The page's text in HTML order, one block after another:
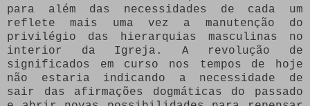
para além das necessidades de cada um
reflete mais uma vez a manutenção do
privilégio das hierarquias masculinas no
interior da Igreja. A revolução de
significados em curso nos tempos de hoje
não estaria indicando a necessidade de
sair das afirmações dogmáticas do passado